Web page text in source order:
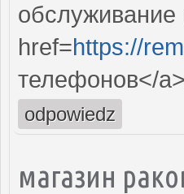
href=https://
телефонов</
odpowiedz
магазин